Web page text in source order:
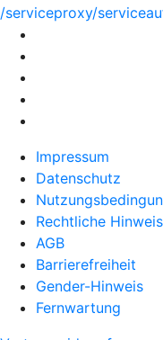
/serviceproxy/
Impressum
Datenschutz
Rechtliche
AGB
Barrierefreiheit
Gender-Hinweis
Fernwartung